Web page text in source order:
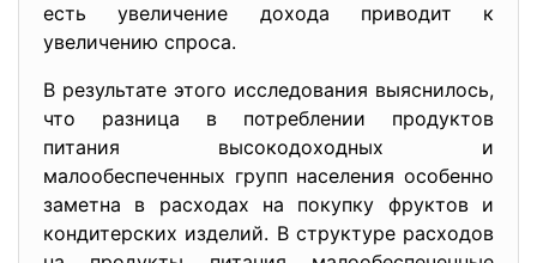
есть увеличение дохода приводит к
увеличению спроса.
В результате этого исследования выяснилось,
что разница в потреблении продуктов
питания высокодоходных и
малообеспеченных групп населения особенно
заметна в расходах на покупку фруктов и
кондитерских изделий. В структуре расходов